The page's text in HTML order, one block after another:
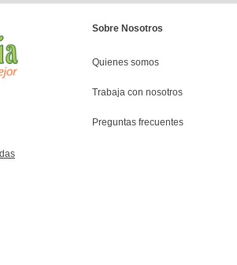
Sobre Nosotros
Quienes somos
Trabaja con nosotros
Preguntas frecuentes